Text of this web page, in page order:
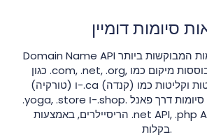
סיומות דומיין
Domain Name API מעניקה גישה לסיומות המבוקשות ביותר
כגון ‎.com, ‎.net, ‎.org, לצד סיומות מבוססות מיקום כמו ‎.tr
(טורקיה) ו-‎.ca (קנדה) וסיומות נישה בולטות וקליטות כמו
‎.yoga, ‎.store ו-‎.shop. ניתן לגשת ל-830+ סיומות דרך פאנל
הריסיילרים, באמצעות ‎.net API, ‎.php API או WHMCS –
בקלות.